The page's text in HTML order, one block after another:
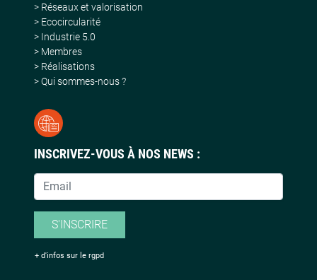
> Réseaux et valorisation
> Ecocircularité
> Industrie 5.0
> Membres
> Réalisations
> Qui sommes-nous ?
INSCRIVEZ-VOUS À NOS NEWS :
S'INSCRIRE
+ d'infos sur le rgpd